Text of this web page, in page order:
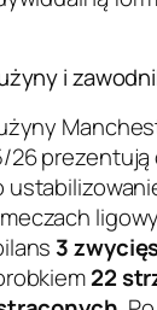
i
26 prezentują
3
22